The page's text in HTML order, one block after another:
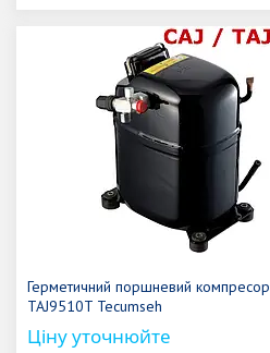
Герметичний поршневий компресор
TAJ9510T Tecumseh
Ціну уточнюйте